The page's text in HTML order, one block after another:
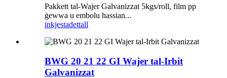
Pakkett tal-Wajer Galvanizzat 5kgs/roll, film pp
ġewwa u embolu hassian...
inkjestadettall
BWG 20 21 22 GI Wajer tal-Irbit
Galvanizzat